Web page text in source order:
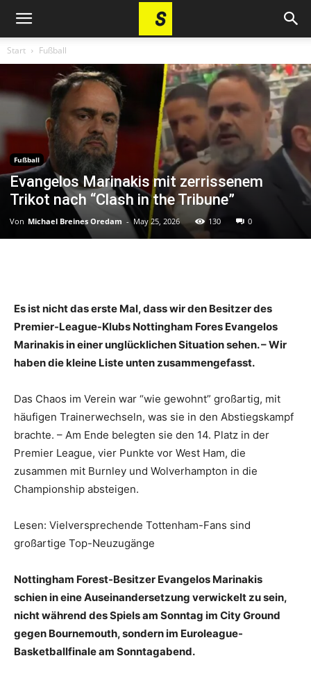
Start Fußball
Fußball
Evangelos Marinakis mit zerrissenem
Trikot nach “Clash in the Tribune”
Von Michael Breines Oredam - May 25, 2026 130 0
Es ist nicht das erste Mal, dass wir den Besitzer des
Premier-League-Klubs Nottingham Fores Evangelos
Marinakis in einer unglücklichen Situation sehen. – Wir
haben die kleine Liste unten zusammengefasst.
Das Chaos im Verein war “wie gewohnt” großartig, mit
häufigen Trainerwechseln, was sie in den Abstiegskampf
brachte. – Am Ende belegten sie den 14. Platz in der
Premier League, vier Punkte vor West Ham, die
zusammen mit Burnley und Wolverhampton in die
Championship absteigen.
Lesen: Vielversprechende Tottenham-Fans sind
großartige Top-Neuzugänge
Nottingham Forest-Besitzer Evangelos Marinakis
schien in eine Auseinandersetzung verwickelt zu sein,
nicht während des Spiels am Sonntag im City Ground
gegen Bournemouth, sondern im Euroleague-
Basketballfinale am Sonntagabend.